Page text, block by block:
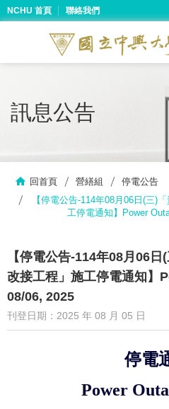
NCHU 首頁 聯絡我們
訊息公告
回首頁 營繕組
停電公告
【停電公告-114年08月06日(三)
工停電通知】Power
【停電公告-114年08月06
改接工程」施工停電通知】
08/06, 2025
刊登日期：2025 年 08 月 05 日
停電
Power